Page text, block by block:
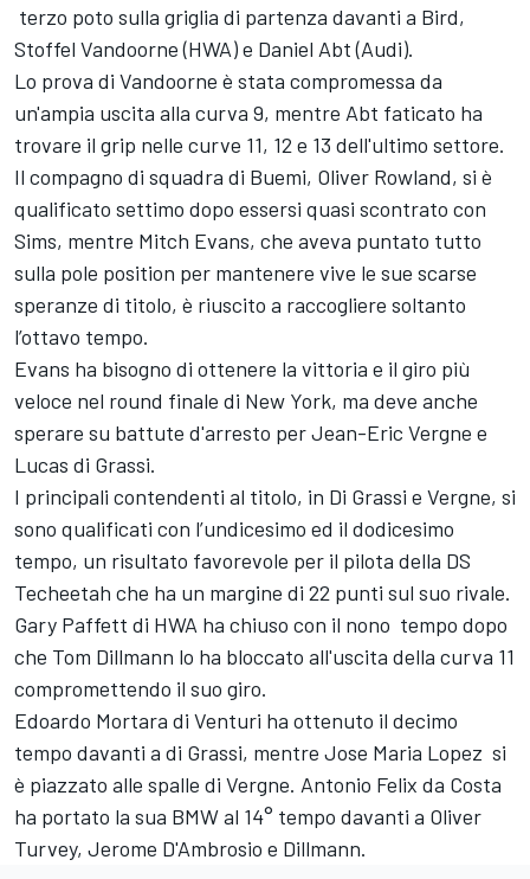
terzo poto sulla griglia di partenza davanti a Bird,
Stoffel Vandoorne (HWA) e Daniel Abt (Audi).
Lo prova di Vandoorne è stata compromessa da
un'ampia uscita alla curva 9, mentre Abt faticato ha
trovare il grip nelle curve 11, 12 e 13 dell'ultimo settore.
Il compagno di squadra di Buemi, Oliver Rowland, si è
qualificato settimo dopo essersi quasi scontrato con
Sims, mentre Mitch Evans, che aveva puntato tutto
sulla pole position per mantenere vive le sue scarse
speranze di titolo, è riuscito a raccogliere soltanto
l’ottavo tempo.
Evans ha bisogno di ottenere la vittoria e il giro più
veloce nel round finale di New York, ma deve anche
sperare su battute d'arresto per Jean-Eric Vergne e
Lucas di Grassi.
I principali contendenti al titolo, in Di Grassi e Vergne, si
sono qualificati con l’undicesimo ed il dodicesimo
tempo, un risultato favorevole per il pilota della DS
Techeetah che ha un margine di 22 punti sul suo rivale.
Gary Paffett di HWA ha chiuso con il nono tempo dopo
che Tom Dillmann lo ha bloccato all'uscita della curva 11
compromettendo il suo giro.
Edoardo Mortara di Venturi ha ottenuto il decimo
tempo davanti a di Grassi, mentre Jose Maria Lopez si
è piazzato alle spalle di Vergne. Antonio Felix da Costa
ha portato la sua BMW al 14° tempo davanti a Oliver
Turvey, Jerome D'Ambrosio e Dillmann.